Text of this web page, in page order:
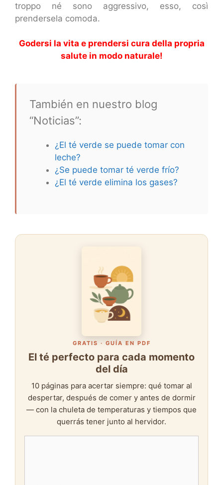
troppo né sono aggressivo, esso, così
prendersela comoda.
Godersi la vita e prendersi cura della propria
salute in modo naturale!
También en nuestro blog
“Noticias”:
¿El té verde se puede tomar con
leche?
¿Se puede tomar té verde frío?
¿El té verde elimina los gases?
GRATIS · GUÍA EN PDF
El té perfecto para cada momento
del día
10 páginas para acertar siempre: qué tomar al
despertar, después de comer y antes de dormir
— con la chuleta de temperaturas y tiempos que
querrás tener junto al hervidor.